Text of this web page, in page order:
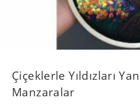
Çiçeklerle Yıldızları
Manzaralar